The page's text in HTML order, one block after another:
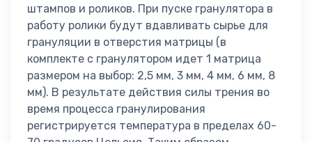
штампов и роликов. При пуске гранулятора в
работу ролики будут вдавливать сырье для
грануляции в отверстия матрицы (в
комплекте с гранулятором идет 1 матрица
размером на выбор: 2,5 мм, 3 мм, 4 мм, 6 мм, 8
мм). В результате действия силы трения во
время процесса гранулирования
регистрируется температура в пределах 60-